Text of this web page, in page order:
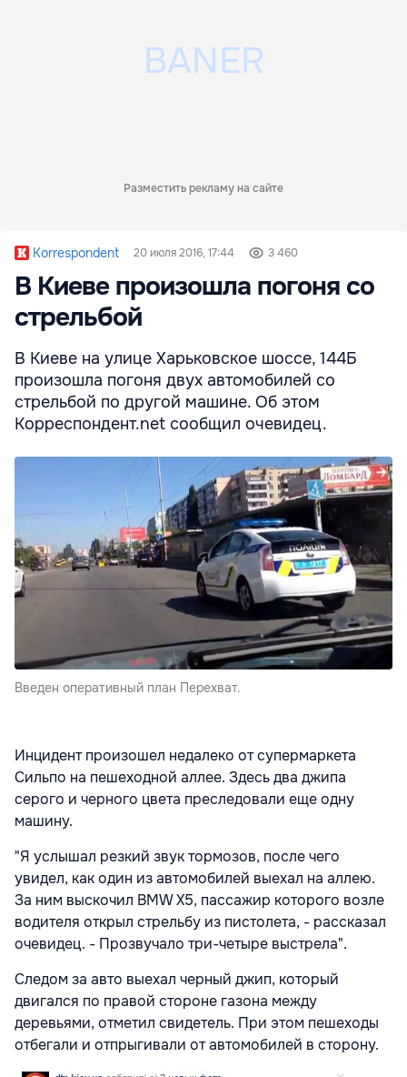
Разместить рекламу на сайте
Korrespondent 20 июля 2016, 17:44 3 460
В Киеве произошла погоня со
стрельбой
В Киеве на улице Харьковское шоссе, 144Б
произошла погоня двух автомобилей со
стрельбой по другой машине. Об этом
Корреспондент.net сообщил очевидец.
Введен оперативный план Перехват.
Инцидент произошел недалеко от супермаркета
Сильпо на пешеходной аллее. Здесь два джипа
серого и черного цвета преследовали еще одну
машину.
"Я услышал резкий звук тормозов, после чего
увидел, как один из автомобилей выехал на аллею.
За ним выскочил BMW Х5, пассажир которого возле
водителя открыл стрельбу из пистолета, - рассказал
очевидец. - Прозвучало три-четыре выстрела".
Следом за авто выехал черный джип, который
двигался по правой стороне газона между
деревьями, отметил свидетель. При этом пешеходы
отбегали и отпрыгивали от автомобилей в сторону.